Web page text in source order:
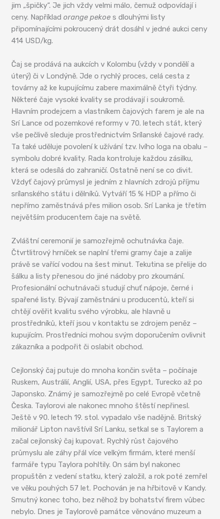
jim „špičky“. Je jich vždy velmi málo, čemuž odpovídají i
ceny. Napříkladorange pekoe s dlouhými listy
připomínajícími pokroucený drát dosáhl v jedné aukci ceny
414 USD/kg.
Čaj se prodává na aukcích v Kolombu (vždy v pondělí a
úterý) či v Londýně. Jde o rychlý proces, celá cesta z
továrny až ke kupujícímu zabere maximálně čtyři týdny.
Některé čaje vysoké kvality se prodávají i soukromě.
Hlavním prodejcem a vlastníkem čajových farem je ale na
Srí Lance od pozemkové reformy v 70. letech stát, který
vše pečlivě sleduje prostřednictvím Srílanské čajové rady.
Ta také uděluje povolení k užívání tzv. lvího loga na obalu –
symbolu dobré kvality. Rada kontroluje každou zásilku,
která se odesílá do zahraničí. Ostatně není se co divit.
Vždyť čajový průmysl je jedním z hlavních zdrojů příjmu
srílanského státu i dělníků. Vytváří 15 % HDP a přímo či
nepřímo zaměstnává přes milion osob. Srí Lanka je třetím
největším producentem čaje na světě.
Zvláštní ceremonií je samozřejmě ochutnávka čaje.
Čtvrtlitrový hrníček se naplní třemi gramy čaje a zalije
právě se vařící vodou na šest minut. Tekutina se přelije do
šálku a listy přenesou do jiné nádoby pro zkoumání.
Profesionální ochutnávači studují chuť nápoje, černé i
spařené listy. Bývají zaměstnáni u producentů, kteří si
chtějí ověřit kvalitu svého výrobku, ale hlavně u
prostředníků, kteří jsou v kontaktu se zdrojem peněz –
kupujícím. Prostředníci mohou svým doporučením ovlivnit
zákazníka a podpořit či oslabit obchod.
Cejlonský čaj putuje do mnoha končin světa – počínaje
Ruskem, Austrálií, Anglií, USA, přes Egypt, Turecko až po
Japonsko. Známý je samozřejmě po celé Evropě včetně
Česka. Taylorovi ale nakonec mnoho štěstí nepřinesl.
Ještě v 90. letech 19. stol. vypadalo vše nadějně. Britský
milionář Lipton navštívil Srí Lanku, setkal se s Taylorem a
začal cejlonský čaj kupovat. Rychlý růst čajového
průmyslu ale záhy přál více velkým firmám, které menší
farmáře typu Taylora pohltily. On sám byl nakonec
propuštěn z vedení statku, který založil, a rok poté zemřel
ve věku pouhých 57 let. Pochován je na hřbitově v Kandy.
Smutný konec toho, bez něhož by bohatství firem vůbec
nebylo. Dnes je Taylorově památce věnováno muzeum a